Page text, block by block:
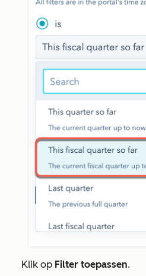
Klik op Filter toepassen.